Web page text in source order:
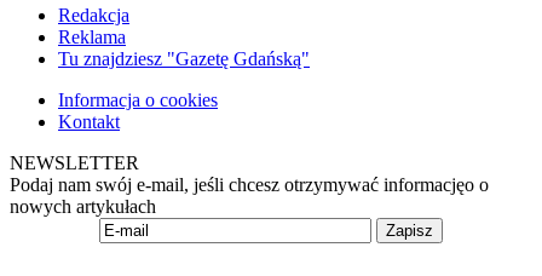
Redakcja
Reklama
Tu znajdziesz "Gazetę Gdańską"
Informacja o cookies
Kontakt
NEWSLETTER
Podaj nam swój e-mail, jeśli chcesz otrzymywać informacjęo o
nowych artykułach
Zapisz